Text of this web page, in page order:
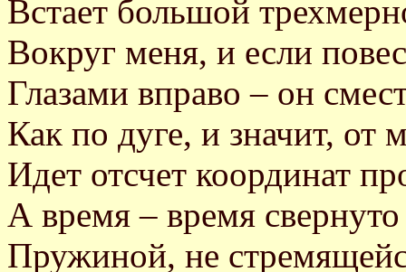
Встает большой
Вокруг меня, и если
Глазами вправо – он
Как по дуге, и значит, от
Идет отсчет координат
А время – время
Пружиной, не